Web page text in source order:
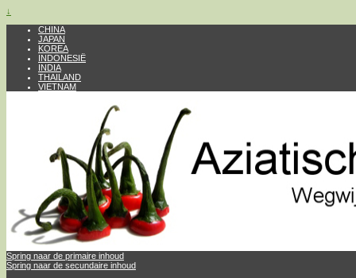
↓
CHINA
JAPAN
KOREA
INDONESIË
INDIA
THAILAND
VIETNAM
Spring naar de primaire inhoud
Spring naar de secundaire inhoud